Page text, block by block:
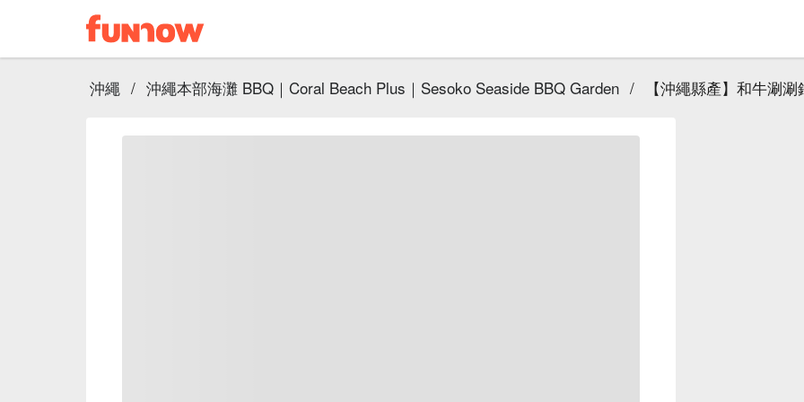
沖繩 / 沖繩本部海灘 BBQ｜Coral Beach Plus｜Sesoko Seaside BBQ Garden / 【沖繩縣產】和牛涮